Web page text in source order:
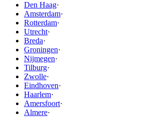
Den Haag·
Amsterdam·
Rotterdam·
Utrecht·
Breda·
Groningen·
Nijmegen·
Tilburg·
Zwolle·
Eindhoven·
Haarlem·
Amersfoort·
Almere·